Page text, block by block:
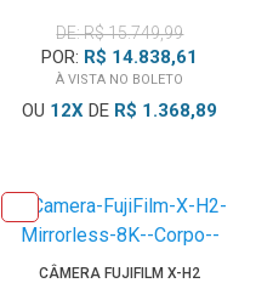
DE: R$ 15.749,99
POR: R$ 14.838,61
À VISTA NO BOLETO
OU 12X DE R$ 1.368,89
CÂMERA FUJIFILM X-H2